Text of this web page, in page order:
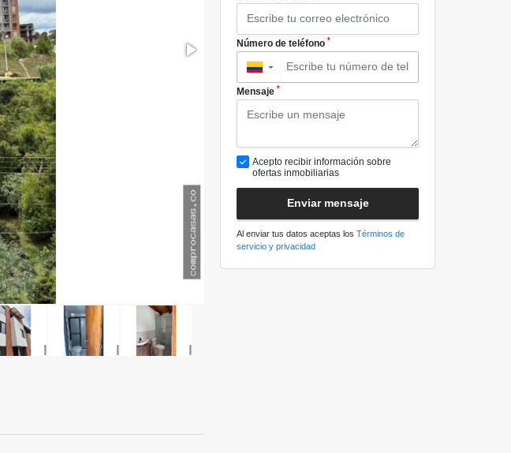
Número de teléfono *
▼
Mensaje *
Acepto recibir información sobre
ofertas inmobiliarias
Enviar mensaje
Al enviar tus datos aceptas los Términos de
servicio y privacidad